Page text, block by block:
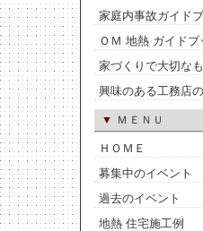
家庭内事故ガイド
ＯＭ 地熱 ガイドブ
家づくりで大切な
興味のある工務店
▼ ＭＥＮＵ
ＨＯＭＥ
募集中のイベント
過去のイベント
地熱 住宅施工例